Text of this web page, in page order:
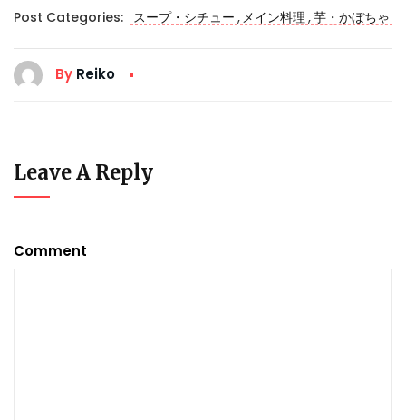
Post Categories: スープ・シチュー ,メイン料理,芋・かぼちゃ
By Reiko
Leave A Reply
Comment